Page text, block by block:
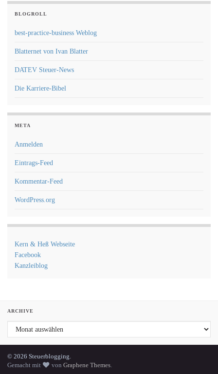
BLOGROLL
best-practice-business Weblog
Blatternet von Ivan Blatter
DATEV Steuer-News
Die Karriere-Bibel
META
Anmelden
Eintrags-Feed
Kommentar-Feed
WordPress.org
Kern & Heß Webseite
Facebook
Kanzleiblog
ARCHIVE
Archive
© 2026 Steuerblogging.
Gemacht mit
von Graphene Themes.